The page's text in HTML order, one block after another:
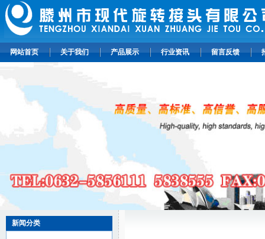
网站首页 关于我们 产品展示 行业资讯 留言反馈
新闻分类